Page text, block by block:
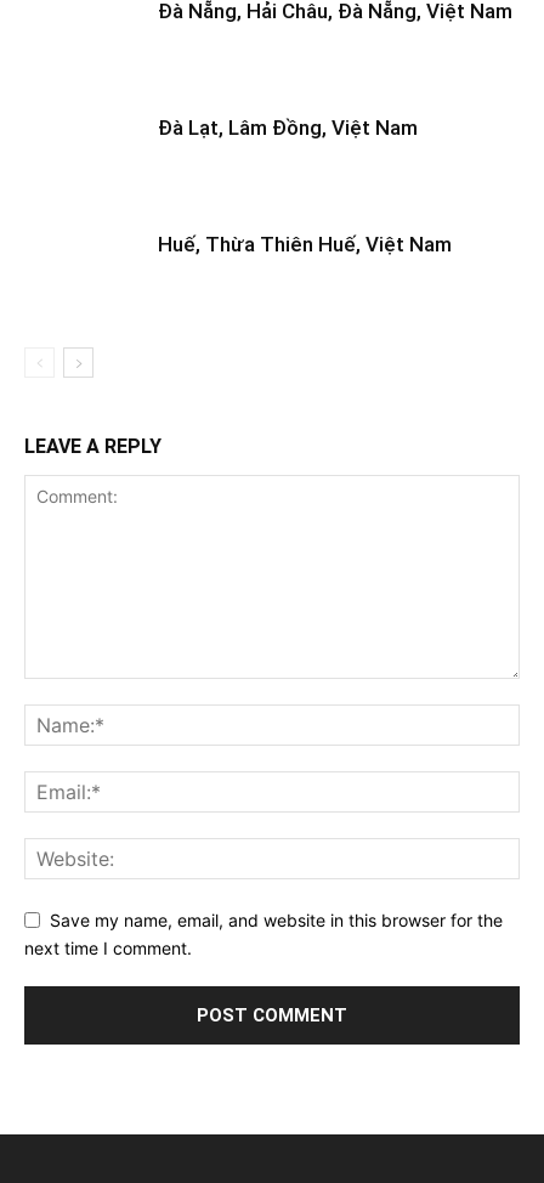
Đà Nẵng, Hải Châu, Đà Nẵng, Việt Nam
Đà Lạt, Lâm Đồng, Việt Nam
Huế, Thừa Thiên Huế, Việt Nam
LEAVE A REPLY
Save my name, email, and website in this browser for the
next time I comment.